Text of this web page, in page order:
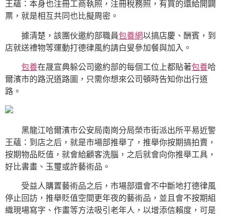
王蘊：本身也注冊工商執照，注冊稅務照，有買的還給開闢
票，就是相互共同也比擬周密。
據清楚，該團伙邀約部職員包養網以搞店慶、酬賓，到
店就送禮物等運動打德律風約請白叟參加餐與加入。
包養在晟宣典躲公司邀約部的每個工位上都貼著包養哈
爾濱市的路況道路圖，只需你想來公司頓時告知你出行道
路。
黑龍江哈爾濱市公安局南崗分局榮市街派出所平易近警
王蘊：到店之后，就是市場部推舉了，推舉你按期搞拍賣，
按期物品貶值，就會給顧客洗腦，之后就會向你推舉工具，
好比書畫、玉璽或許藝術品。
受益人購置藝術品之后，市場部還會不中斷地打德律風
停止回訪，推舉貶值空間更年夜的藝術品，並且會不按期組
織現場寫字、作畫等方法吸引老年人，以增添信賴度，可是